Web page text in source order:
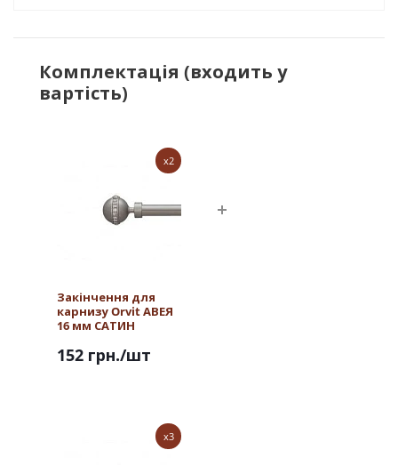
Комплектація (входить у
вартість)
x2
Закінчення для
карнизу Orvit АВЕЯ
16 мм САТИН
152 грн./шт
x3